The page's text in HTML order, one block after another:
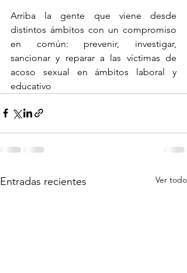
Arriba la gente que viene desde
distintos ámbitos con un compromiso
en común: prevenir, investigar,
sancionar y reparar a las víctimas de
acoso sexual en ámbitos laboral y
educativo
Entradas recientes Ver todo